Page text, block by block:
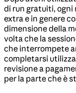
di run gratuiti, ogni
extra e in genere
dimensione della
volta che la
che interrompete
completarsi
revisione a
per la parte che è